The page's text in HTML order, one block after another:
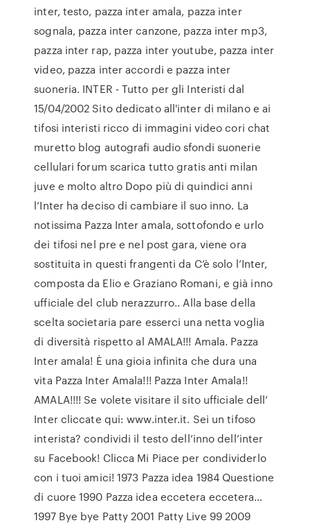
inter, testo, pazza inter amala, pazza inter
sognala, pazza inter canzone, pazza inter mp3,
pazza inter rap, pazza inter youtube, pazza inter
video, pazza inter accordi e pazza inter
suoneria. INTER - Tutto per gli Interisti dal
15/04/2002 Sito dedicato all'inter di milano e ai
tifosi interisti ricco di immagini video cori chat
muretto blog autografi audio sfondi suonerie
cellulari forum scarica tutto gratis anti milan
juve e molto altro Dopo più di quindici anni
l’Inter ha deciso di cambiare il suo inno. La
notissima Pazza Inter amala, sottofondo e urlo
dei tifosi nel pre e nel post gara, viene ora
sostituita in questi frangenti da C’è solo l’Inter,
composta da Elio e Graziano Romani, e già inno
ufficiale del club nerazzurro.. Alla base della
scelta societaria pare esserci una netta voglia
di diversità rispetto al AMALA!!! Amala. Pazza
Inter amala! È una gioia infinita che dura una
vita Pazza Inter Amala!!! Pazza Inter Amala!!
AMALA!!!! Se volete visitare il sito ufficiale dell’
Inter cliccate qui: www.inter.it. Sei un tifoso
interista? condividi il testo dell’inno dell’inter
su Facebook! Clicca Mi Piace per condividerlo
con i tuoi amici! 1973 Pazza idea 1984 Questione
di cuore 1990 Pazza idea eccetera eccetera…
1997 Bye bye Patty 2001 Patty Live 99 2009